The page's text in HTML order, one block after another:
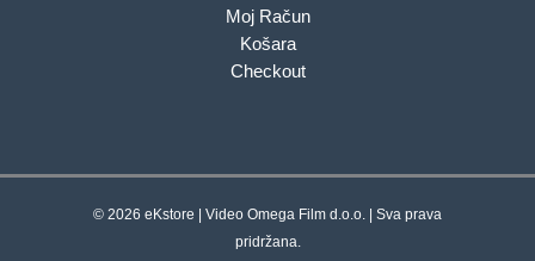
Moj Račun
Košara
Checkout
© 2026 eKstore | Video Omega Film d.o.o. | Sva prava
pridržana.